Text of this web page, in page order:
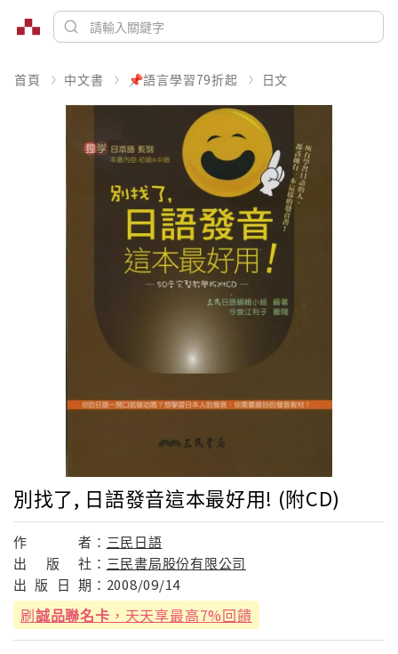
首頁 中文書 📌語言學習79折起 日文
別找了, 日語發音這本最好用! (附CD)
作 者： 三民日語
出
版 社： 三民書局股份有限公司
出 版 日 期： 2008/09/14
刷誠品聯名卡 ，天天享最高7%回饋